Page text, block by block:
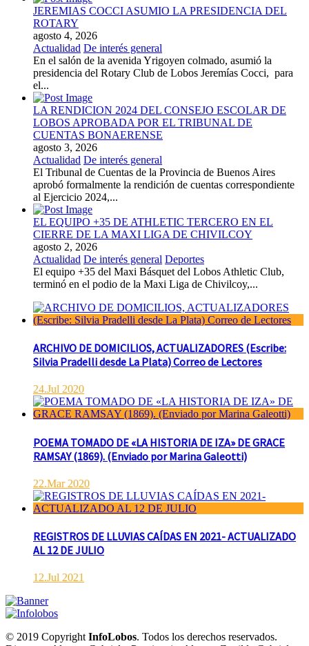
JEREMIAS COCCI ASUMIO LA PRESIDENCIA DEL
ROTARY
agosto 4, 2026
Actualidad De interés general
En el salón de la avenida Yrigoyen colmado, asumió la
presidencia del Rotary Club de Lobos Jeremías Cocci, para
el...
LA RENDICION 2024 DEL CONSEJO ESCOLAR DE
LOBOS APROBADA POR EL TRIBUNAL DE
CUENTAS BONAERENSE
agosto 3, 2026
Actualidad De interés general
El Tribunal de Cuentas de la Provincia de Buenos Aires
aprobó formalmente la rendición de cuentas correspondiente
al Ejercicio 2024,...
EL EQUIPO +35 DE ATHLETIC TERCERO EN EL
CIERRE DE LA MAXI LIGA DE CHIVILCOY
agosto 2, 2026
Actualidad De interés general Deportes
El equipo +35 del Maxi Básquet del Lobos Athletic Club,
terminó en el podio de la Maxi Liga de Chivilcoy,...
ARCHIVO DE DOMICILIOS, ACTUALIZADORES (Escribe:
Silvia Pradelli desde La Plata) Correo de Lectores
24.Jul 2020
POEMA TOMADO DE «LA HISTORIA DE IZA» DE GRACE
RAMSAY (1869). (Enviado por Marina Galeotti)
22.Mar 2020
REGISTROS DE LLUVIAS CAÍDAS EN 2021- ACTUALIZADO
AL 12 DE JULIO
12.Jul 2021
© 2019 CopyrightInfoLobos. Todos los derechos reservados.